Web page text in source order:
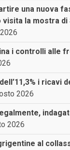
una nuova
visita la mostra
i controlli alle
i ricavi
2026
2026
al